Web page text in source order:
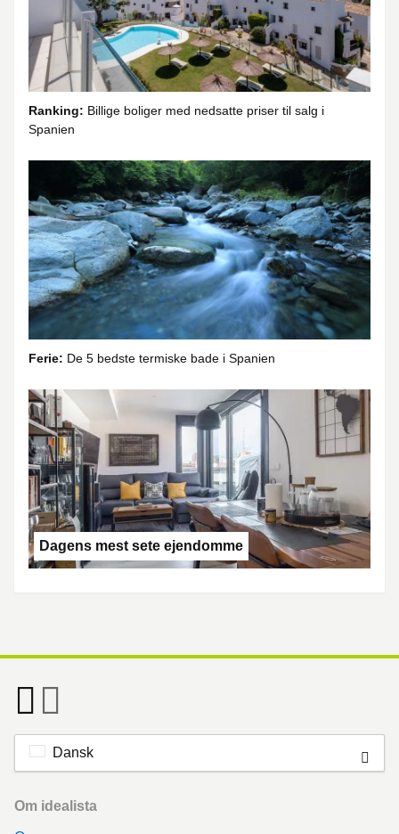
Ranking: Billige boliger med nedsatte priser til salg i
Spanien
Ferie: De 5 bedste termiske bade i Spanien
Dagens mest sete ejendomme
Dansk
Footer
Om idealista